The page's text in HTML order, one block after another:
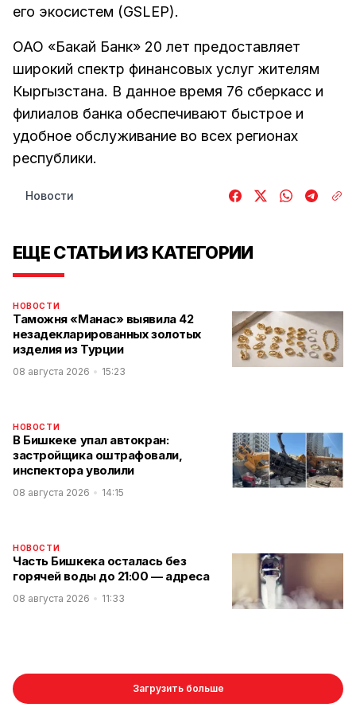
его экосистем (GSLEP).
ОАО «Бакай Банк» 20 лет предоставляет
широкий спектр финансовых услуг жителям
Кыргызстана. В данное время 76 сберкасс и
филиалов банка обеспечивают быстрое и
удобное обслуживание во всех регионах
республики.
Новости
ЕЩЕ СТАТЬИ ИЗ КАТЕГОРИИ
НОВОСТИ
Таможня «Манас» выявила 42
незадекларированных золотых
изделия из Турции
08 августа 2026 15:23
НОВОСТИ
В Бишкеке упал автокран:
застройщика оштрафовали,
инспектора уволили
08 августа 2026 14:15
НОВОСТИ
Часть Бишкека осталась без
горячей воды до 21:00 — адреса
08 августа 2026 11:33
Загрузить больше